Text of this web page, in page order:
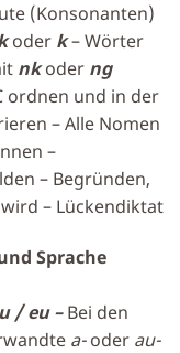
(Konsonanten)
oder k– Wörter
nk oder ng
ordnen und in der
– Alle Nomen
–
– Begründen,
– Lückendiktat
Sprache
/ eu –Bei den
a-oder au-